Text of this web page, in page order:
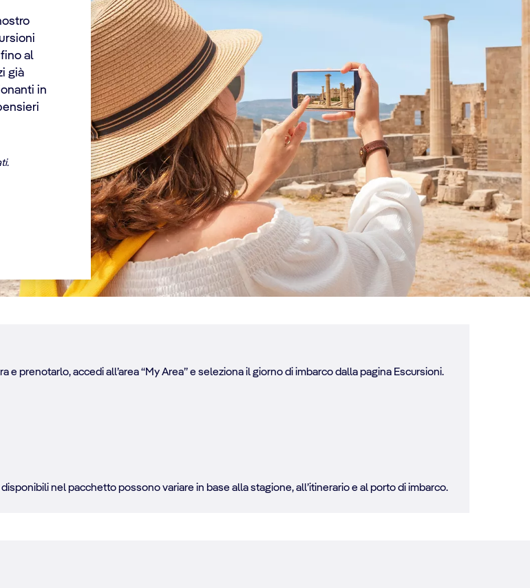
al
già
in
prenotarlo, accedi all’area “My Area” e seleziona il giorno di imbarco dalla pagina Escursioni.
nel pacchetto possono variare in base alla stagione, all’itinerario e al porto di imbarco.